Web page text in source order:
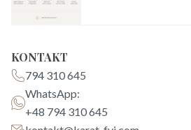
KONTAKT
794 310 645
WhatsApp:
+48 794 310 645